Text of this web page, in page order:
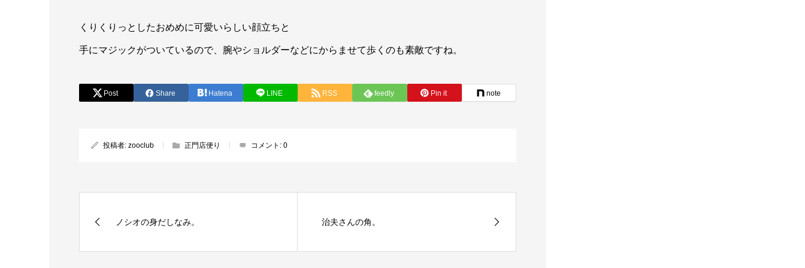
くりくりっとしたおめめに可愛いらしい顔立ちと
手にマジックがついているので、腕やショルダーなどにからませて歩くのも素敵ですね。
Post Share Hatena LINE RSS feedly Pin it note
投稿者: zooclub 正門店便り コメント: 0
ノシオの身だしなみ。 治夫さんの角。